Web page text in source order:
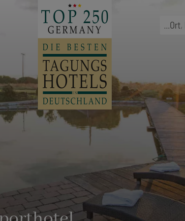
...Ort,